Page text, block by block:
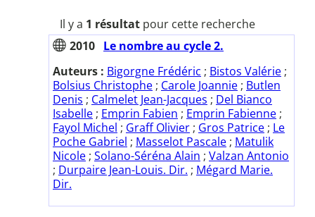
Il y a 1 résultat pour cette recherche
2010 Le nombre au cycle 2.
Auteurs : Bigorgne Frédéric ; Bistos Valérie ;
Bolsius Christophe ; Carole Joannie ; Butlen
Denis ; Calmelet Jean-Jacques ; Del Bianco
Isabelle ; Emprin Fabien ; Emprin Fabienne ;
Fayol Michel ; Graff Olivier ; Gros Patrice ; Le
Poche Gabriel ; Masselot Pascale ; Matulik
Nicole ; Solano-Séréna Alain ; Valzan Antonio
; Durpaire Jean-Louis. Dir. ; Mégard Marie.
Dir.